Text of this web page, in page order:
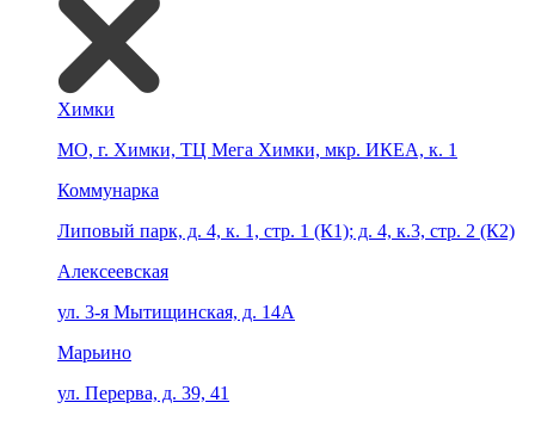
Химки
МО, г. Химки, ТЦ Мега Химки, мкр. ИКЕА, к. 1
Коммунарка
Липовый парк, д. 4, к. 1, стр. 1 (К1); д. 4, к.3, стр. 2 (К2)
Алексеевская
ул. 3-я Мытищинская, д. 14А
Марьино
ул. Перерва, д. 39, 41